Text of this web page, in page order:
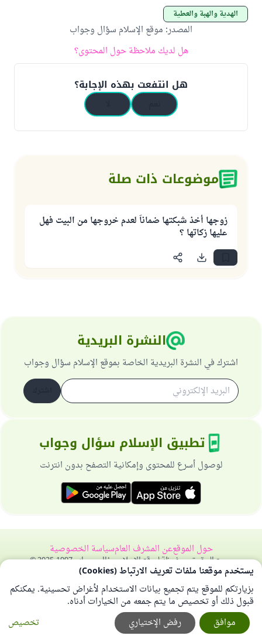
الهدية والهبة والعطية
المصدر: موقع الإسلام سؤال وجواب
هل لديك ملاحظة حول المحتوى؟
هل انتفعت بهذه الإجابة؟
موضوعات ذات صلة
زوجها أخذ شبكتها ضماناً لعدم خروجها من البيت فهل
عليها زكاتها ؟
النشرة البريدية
اشترك في النشرة البريدية الخاصة بموقع الإسلام سؤال وجواب
تطبيق الإسلام سؤال وجواب
لوصول أسرع للمحتوى وإمكانية التصفح بدون انترنت
حول الموقععن المشرف العامسياسة الخصوصية
جميع الحقوق محفوظة لموقع الإسلام سؤال وجواب 1997-2025 ©
يستخدم موقعنا ملفات تعريف الارتباط (Cookies)
بزيارتكم للموقع يتم تجميع بيانات الاستخدام لأغراض تحسينية. يمكنكم
قبول ذلك أو تخصيص ما يتم جمعه من الخيارات أدناه.
تخصيص
رفض الإختياري موافق